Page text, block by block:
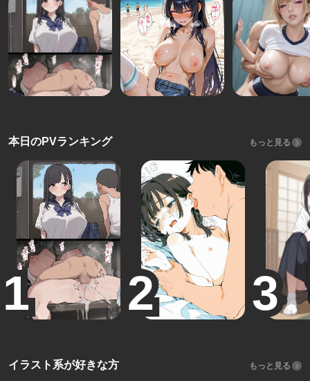
本日のPVランキング もっと見る
イラスト系が好きな方 もっと見る